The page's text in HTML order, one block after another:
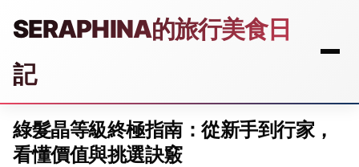
SERAPHINA的旅行美食日
記
綠髮晶等級終極指南：從新手到行家，
看懂價值與挑選訣竅